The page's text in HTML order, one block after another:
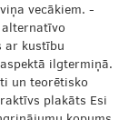
vecākiem. -
ar kustību
ilgtermiņā.
un teorētisko
plakāts Esi